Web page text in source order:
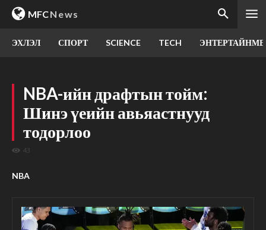
MFCNews
ЭХЛЭЛ СПОРТ SCIENCE TECH
NBA-ийн драфтын тойм:
Шинэ үеийн авьяастнууд
тодорлоо
43
NBA